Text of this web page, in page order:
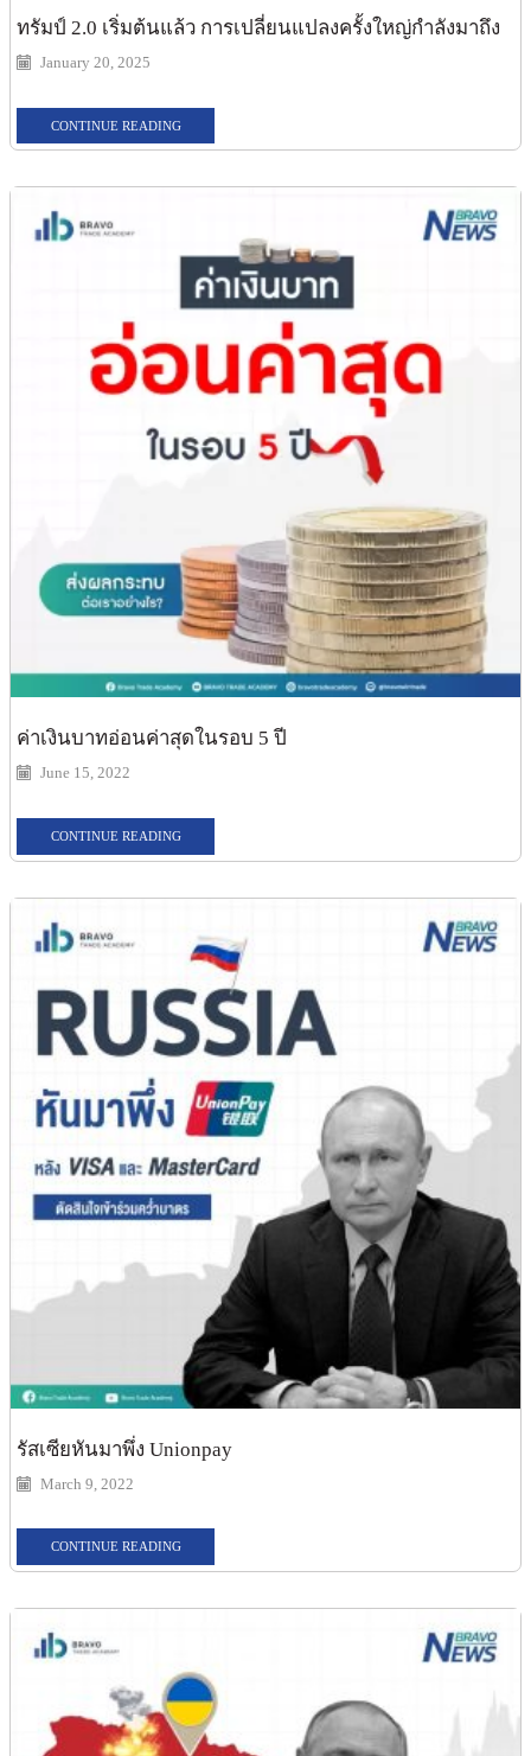
ทรัมป์ 2.0 เริ่มต้นแล้ว การเปลี่ยนแปลงครั้งใหญ่กำลังมาถึง
January 20, 2025
CONTINUE READING
ค่าเงินบาทอ่อนค่าสุดในรอบ 5 ปี
June 15, 2022
CONTINUE READING
รัสเซียหันมาพึ่ง Unionpay
March 9, 2022
CONTINUE READING